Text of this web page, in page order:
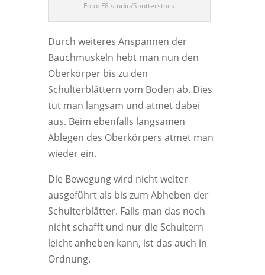
Foto: F8 studio/Shutterstock
Durch weiteres Anspannen der
Bauchmuskeln hebt man nun den
Oberkörper bis zu den
Schulterblättern vom Boden ab. Dies
tut man langsam und atmet dabei
aus. Beim ebenfalls langsamen
Ablegen des Oberkörpers atmet man
wieder ein.
Die Bewegung wird nicht weiter
ausgeführt als bis zum Abheben der
Schulterblätter. Falls man das noch
nicht schafft und nur die Schultern
leicht anheben kann, ist das auch in
Ordnung.